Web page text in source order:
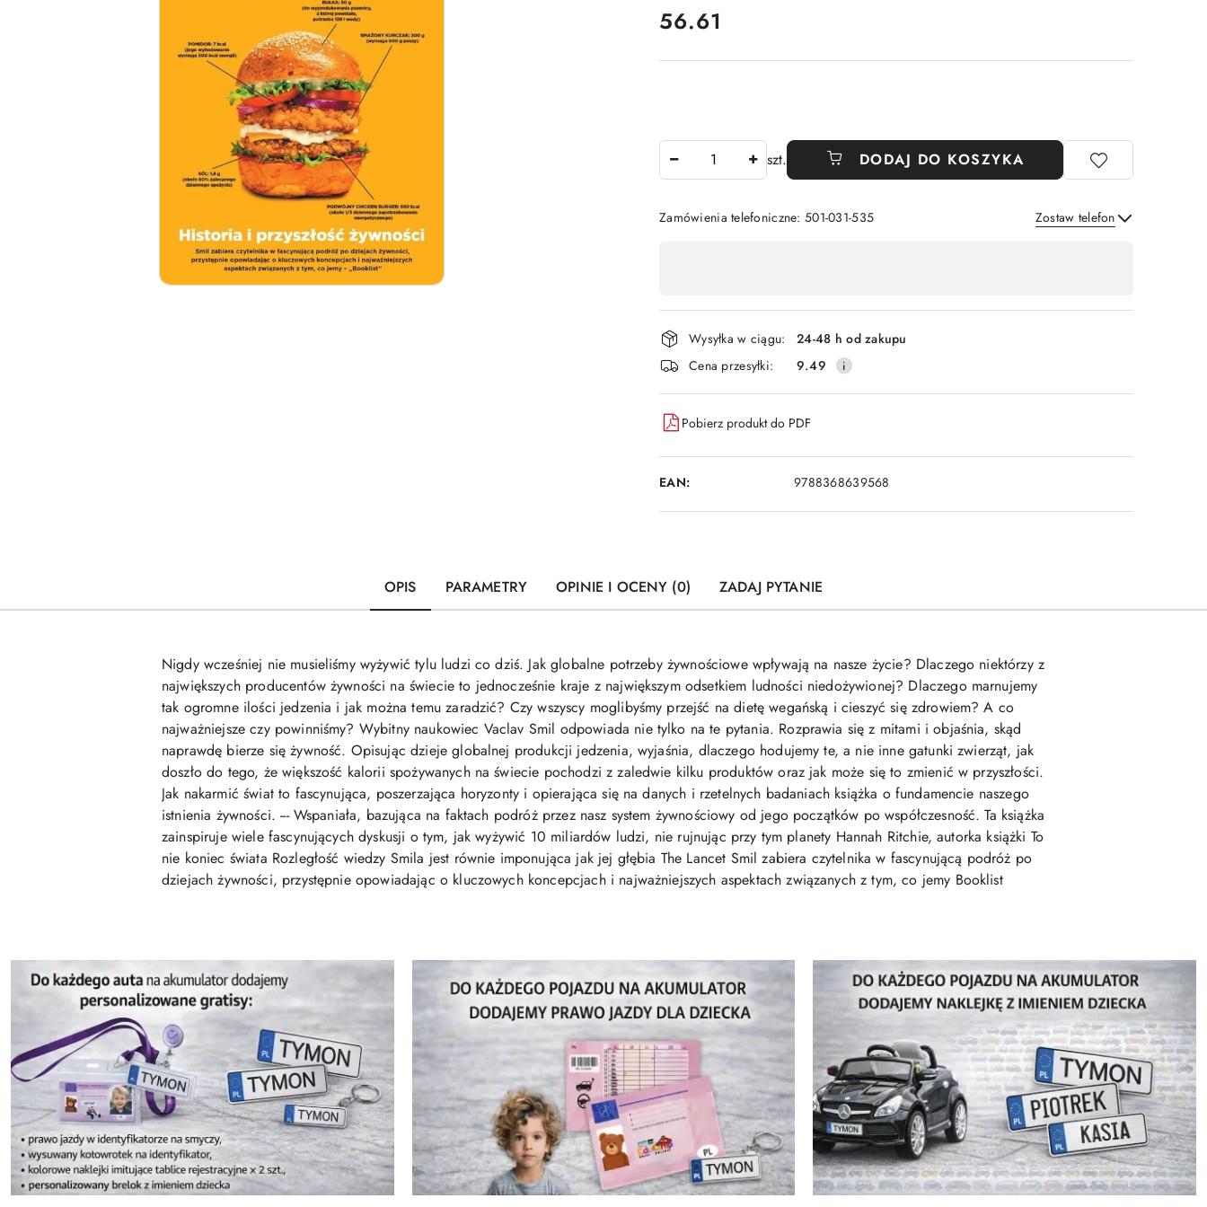
cena:
56.61
szt. DODAJ DO KOSZYKA
Zamówienia telefoniczne: 501-031-535 Zostaw telefon
płatność
i
dostawa
Wysyłka w ciągu:
24-48 h od zakupu
Cena przesyłki:
9.49
Pobierz produkt do PDF
EAN: 9788368639568
OPIS PARAMETRY OPINIE I OCENY (0) ZADAJ PYTANIE
Nigdy wcześniej nie musieliśmy wyżywić tylu ludzi co dziś. Jak globalne potrzeby żywnościowe wpływają na nasze życie? Dlaczego niektórzy z
największych producentów żywności na świecie to jednocześnie kraje z największym odsetkiem ludności niedożywionej? Dlaczego marnujemy
tak ogromne ilości jedzenia i jak można temu zaradzić? Czy wszyscy moglibyśmy przejść na dietę wegańską i cieszyć się zdrowiem? A co
najważniejsze czy powinniśmy? Wybitny naukowiec Vaclav Smil odpowiada nie tylko na te pytania. Rozprawia się z mitami i objaśnia, skąd
naprawdę bierze się żywność. Opisując dzieje globalnej produkcji jedzenia, wyjaśnia, dlaczego hodujemy te, a nie inne gatunki zwierząt, jak
doszło do tego, że większość kalorii spożywanych na świecie pochodzi z zaledwie kilku produktów oraz jak może się to zmienić w przyszłości.
Jak nakarmić świat to fascynująca, poszerzająca horyzonty i opierająca się na danych i rzetelnych badaniach książka o fundamencie naszego
istnienia żywności. --- Wspaniała, bazująca na faktach podróż przez nasz system żywnościowy od jego początków po współczesność. Ta książka
zainspiruje wiele fascynujących dyskusji o tym, jak wyżywić 10 miliardów ludzi, nie rujnując przy tym planety Hannah Ritchie, autorka książki To
nie koniec świata Rozległość wiedzy Smila jest równie imponująca jak jej głębia The Lancet Smil zabiera czytelnika w fascynującą podróż po
dziejach żywności, przystępnie opowiadając o kluczowych koncepcjach i najważniejszych aspektach związanych z tym, co jemy Booklist